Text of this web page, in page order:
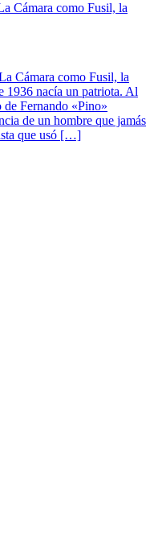
Cámara como Fusil, la
Cámara como Fusil, la
1936 nacía un patriota. Al
Fernando «Pino»
de un hombre que jamás
que usó […]